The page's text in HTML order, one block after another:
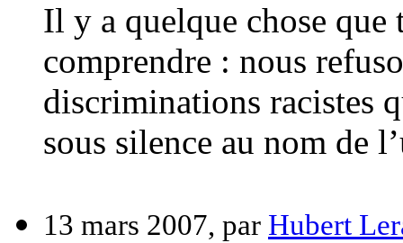
Il y a quelque chose
comprendre : nous
discriminations racistes
sous silence au nom de
13 mars 2007, par Hubert